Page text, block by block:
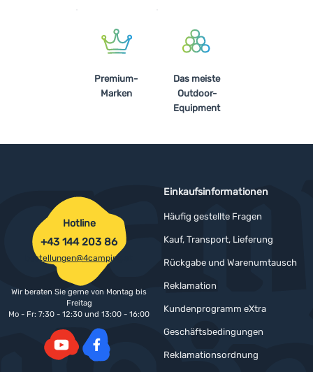
Premium-
Marken
Das meiste
Outdoor-
Equipment
Einkaufsinformationen
Häufig gestellte Fragen
Kauf, Transport, Lieferung
Rückgabe und Warenumtausch
Reklamation
Kundenprogramm eXtra
Geschäftsbedingungen
Reklamationsordnung
Hotline
+43 144 203 86
bestellungen@4camping.at
Wir beraten Sie gerne von Montag bis
Freitag
Mo - Fr: 7:30 - 12:30 und 13:00 - 16:00